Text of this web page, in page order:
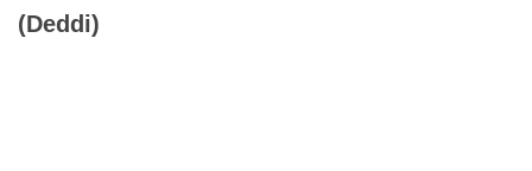
(Deddi)